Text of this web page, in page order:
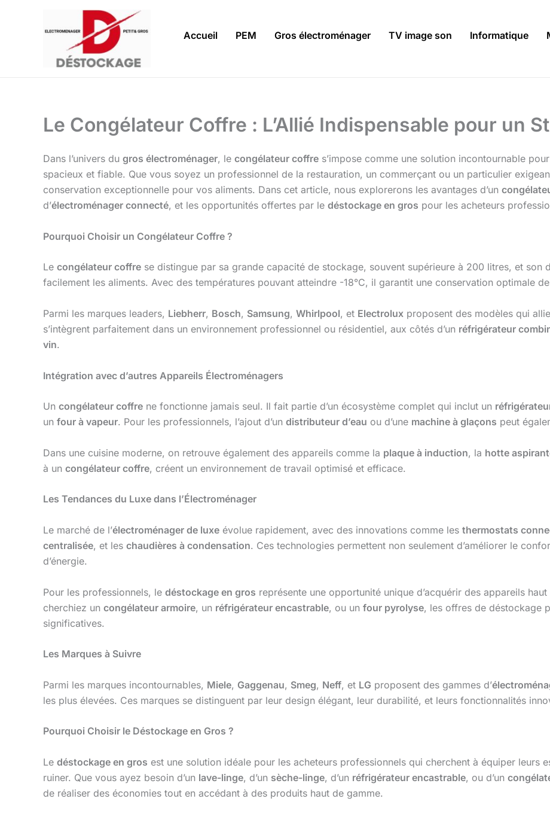
Accueil PEM Gros électroménager TV image son Informatique
Le Congélateur Coffre : L’Allié Indispensable pour un
Dans l’univers du gros électroménager, le congélateur coffre s’impose comme une solution incontournable
spacieux et fiable. Que vous soyez un professionnel de la restauration, un commerçant ou un particulier
conservation exceptionnelle pour vos aliments. Dans cet article, nous explorerons les avantages d’un
d’électroménager connecté, et les opportunités offertes par le déstockage en gros pour les acheteurs
Pourquoi Choisir un Congélateur Coffre ?
Le congélateur coffre se distingue par sa grande capacité de stockage, souvent supérieure à 200 litres, et son
facilement les aliments. Avec des températures pouvant atteindre -18°C, il garantit une conservation optimale
Parmi les marques leaders, Liebherr, Bosch, Samsung, Whirlpool, et Electrolux proposent des modèles qui
s’intègrent parfaitement dans un environnement professionnel ou résidentiel, aux côtés d’un réfrigérateur
vin.
Intégration avec d’autres Appareils Électroménagers
Un congélateur coffre ne fonctionne jamais seul. Il fait partie d’un écosystème complet qui inclut un
un four à vapeur. Pour les professionnels, l’ajout d’un distributeur d’eau ou d’une machine à glaçons peut
Dans une cuisine moderne, on retrouve également des appareils comme la plaque à induction, la hotte
à un congélateur coffre, créent un environnement de travail optimisé et efficace.
Les Tendances du Luxe dans l’Électroménager
Le marché de l’électroménager de luxe évolue rapidement, avec des innovations comme les thermostats
centralisée, et les chaudières à condensation. Ces technologies permettent non seulement d’améliorer le
d’énergie.
Pour les professionnels, le déstockage en gros représente une opportunité unique d’acquérir des appareils
cherchiez un congélateur armoire, un réfrigérateur encastrable, ou un four pyrolyse, les offres de déstockage
significatives.
Les Marques à Suivre
Parmi les marques incontournables, Miele, Gaggenau, Smeg, Neff, et LG proposent des gammes d’
les plus élevées. Ces marques se distinguent par leur design élégant, leur durabilité, et leurs fonctionnalités
Pourquoi Choisir le Déstockage en Gros ?
Le déstockage en gros est une solution idéale pour les acheteurs professionnels qui cherchent à équiper leurs
ruiner. Que vous ayez besoin d’un lave-linge, d’un sèche-linge, d’un réfrigérateur encastrable, ou d’un
de réaliser des économies tout en accédant à des produits haut de gamme.